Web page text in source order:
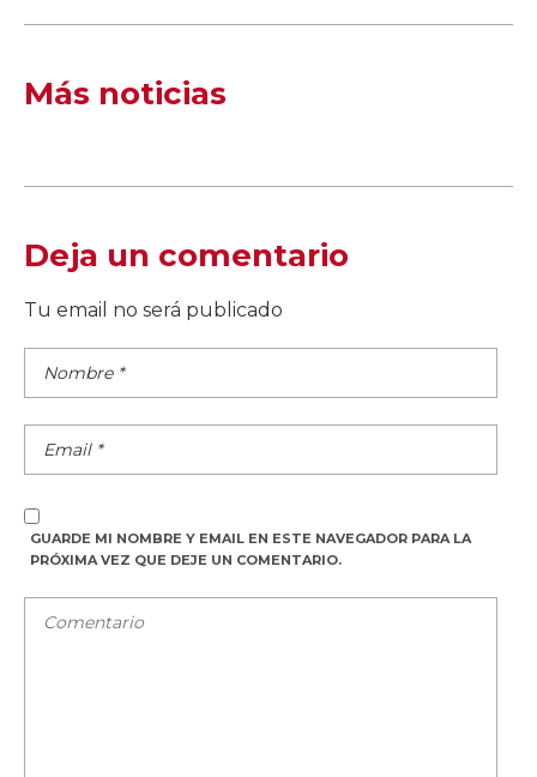
Más noticias
Deja un comentario
Tu email no será publicado
GUARDE MI NOMBRE Y EMAIL EN ESTE NAVEGADOR PARA LA
PRÓXIMA VEZ QUE DEJE UN COMENTARIO.